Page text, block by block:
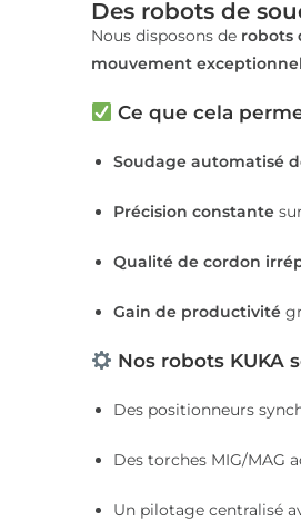
Des robots de
Nous disposons de robots
mouvement
Ce que cela
Soudage automatisé
Précision constante
Qualité de cordon
Gain de productivité
Nos robots KUKA
Des positionneurs
Des torches MIG/MAG
Un pilotage centralisé